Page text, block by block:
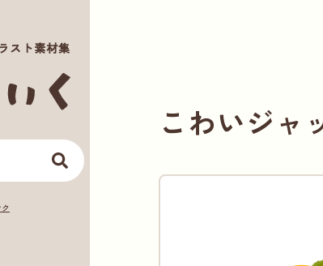
スト素材集
こわいジャ